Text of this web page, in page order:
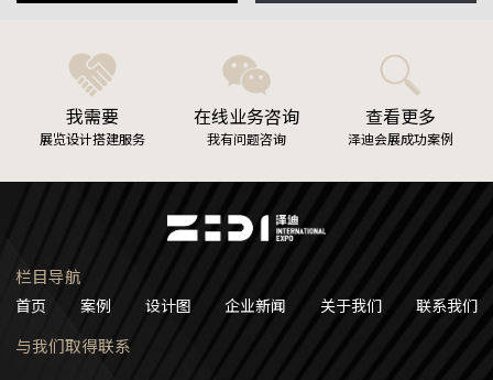
我需要
展览设计搭建服务
在线业务咨询
我有问题咨询
查看更多
泽迪会展成功案例
栏目导航
首页 案例 设计图 企业新闻 关于我们 联系我们
与我们取得联系